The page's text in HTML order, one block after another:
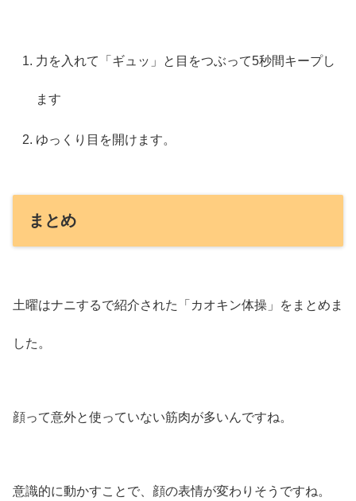
力を入れて「ギュッ」と目をつぶって5秒間キープし
ます
ゆっくり目を開けます。
まとめ
土曜はナニするで紹介された「カオキン体操」をまとめま
した。
顔って意外と使っていない筋肉が多いんですね。
意識的に動かすことで、顔の表情が変わりそうですね。